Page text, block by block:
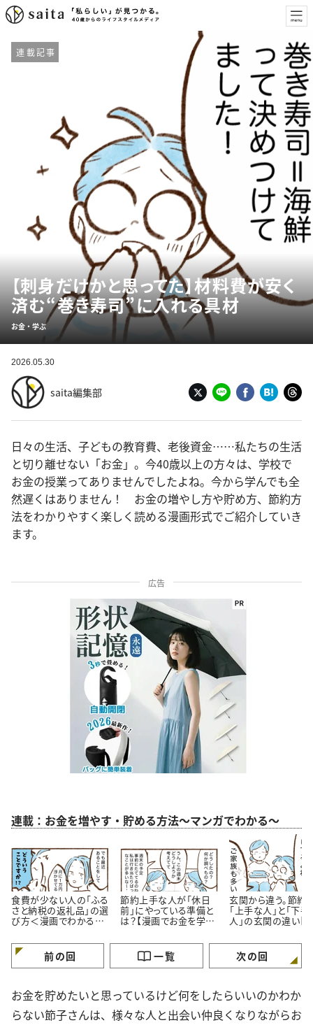
連載記事
【刺身だけかと思ってた】材料費が安く
済む“巻き寿司”に入れる具材
お金・学ぶ
2026.05.30
saita編集部
日々の生活、子どもの教育費、老後資金……私たちの生活
と切り離せない「お金」。今40歳以上の方々は、学校で
お金の授業ってありませんでしたよね。今から学んでも全
然遅くはありません！ お金の増やし方や貯め方、節約方
法をわかりやすく楽しく読める漫画形式でご紹介していき
ます。
広告
連載：お金を増やす・貯める方法～マンガでわかる～
食費が少ない人の「ふる
さと納税の返礼品」の選
び方＜漫画でわかるお
節約上手な人が「休日
前」にやっている準備と
は？【漫画でお金を学
玄関から違う。節約
「上手な人」と「下
人」の玄関の違い【
前の回 一覧 次の回
お金を貯めたいと思っているけど何をしたらいいのかわか
らない節子さんは、様々な人と出会い仲良くなりながらお